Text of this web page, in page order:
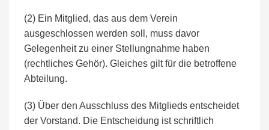
(2) Ein Mitglied, das aus dem Verein
ausgeschlossen werden soll, muss davor
Gelegenheit zu einer Stellungnahme haben
(rechtliches Gehör). Gleiches gilt für die betroffene
Abteilung.
(3) Über den Ausschluss des Mitglieds entscheidet
der Vorstand. Die Entscheidung ist schriftlich